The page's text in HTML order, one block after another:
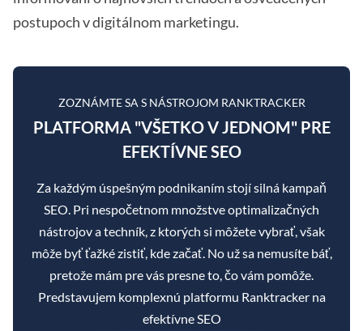
postupoch v digitálnom marketingu.
ZOZNÁMTE SA S NÁSTROJOM RANKTRACKER
PLATFORMA "VŠETKO V JEDNOM" PRE
EFEKTÍVNE SEO
Za každým úspešným podnikaním stojí silná kampaň
SEO. Pri nespočetnom množstve optimalizačných
nástrojov a techník, z ktorých si môžete vybrať, však
môže byť ťažké zistiť, kde začať. No už sa nemusíte báť,
pretože mám pre vás presne to, čo vám pomôže.
Predstavujem komplexnú platformu Ranktracker na
efektívne SEO